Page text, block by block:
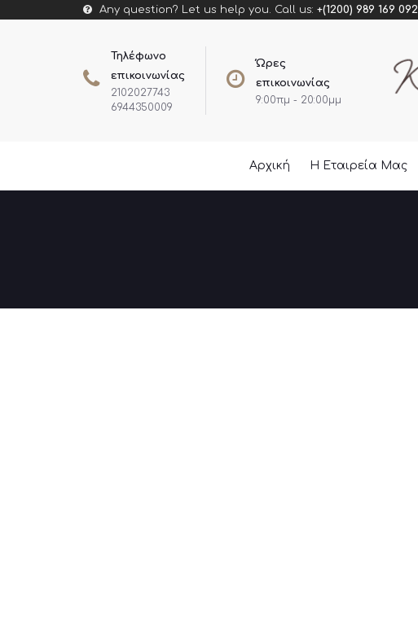
Any question? Let us help you. Call us: +(1200) 989 169 092
Τηλέφωνο
επικοινωνίας
2102027743
6944350009
Ώρες
επικοινωνίας
9:00πμ - 20:00μμ
Αρχική Η Εταιρεία Μας